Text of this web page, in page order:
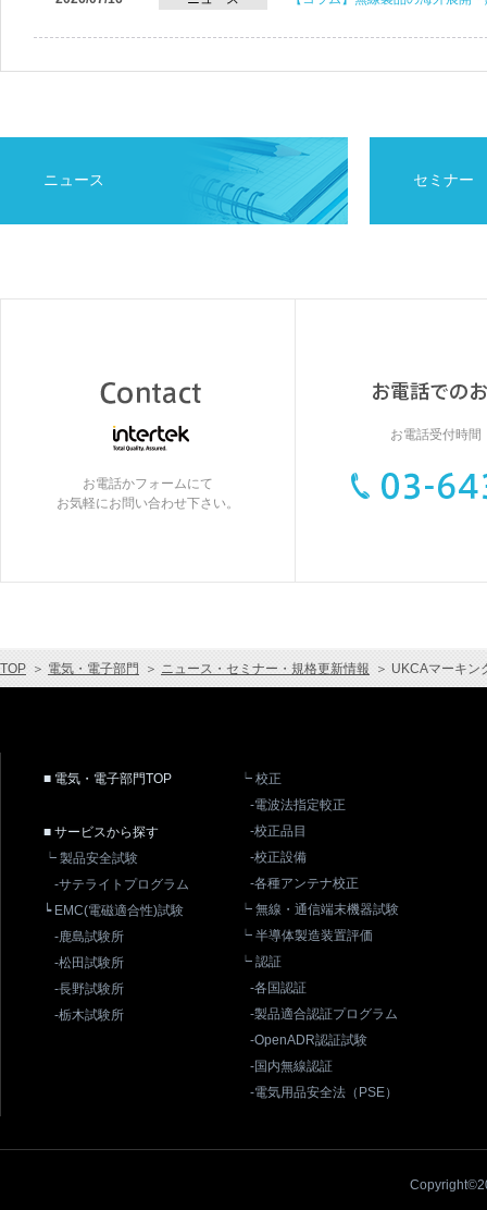
ニュース セミナー
お電話かフォームにて
お気軽にお問い合わせ下さい。
お電話受付時間
TOP ＞ 電気・電子部門 ＞ ニュース・セミナー・規格更新情報 ＞ UKCAマーキン
■ 電気・電子部門TOP
■ サービスから探す
┕ 製品安全試験
-サテライトプログラム
┕ EMC(電磁適合性)試験
-鹿島試験所
-松田試験所
-長野試験所
-栃木試験所
┕ 校正
-電波法指定較正
-校正品目
-校正設備
-各種アンテナ校正
┕ 無線・通信端末機器試験
┕ 半導体製造装置評価
┕ 認証
-各国認証
-製品適合認証プログラム
-OpenADR認証試験
-国内無線認証
-電気用品安全法（PSE）